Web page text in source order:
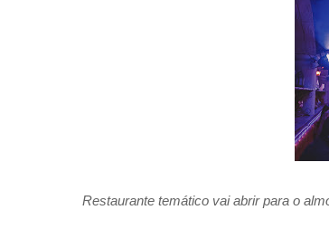
Restaurante temático vai abrir para o